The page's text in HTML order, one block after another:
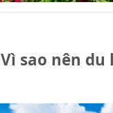
Vì sao nên